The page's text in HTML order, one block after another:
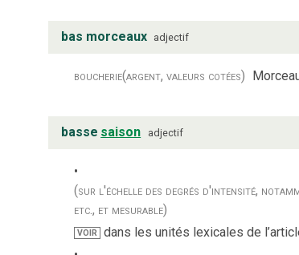
bas morceaux adjectif
boucherie(argent, valeurs cotées)
basse saison adjectif
(sur l'échelle des degrés d'intensité,
etc., et mesurable)
VOIR dans les unités lexicales de